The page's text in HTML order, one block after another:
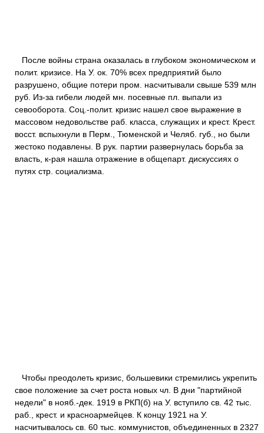
После войны страна оказалась в глубоком экономическом и
полит. кризисе. На У. ок. 70% всех предприятий было
разрушено, общие потери пром. насчитывали свыше 539 млн
руб. Из-за гибели людей мн. посевные пл. выпали из
севооборота. Соц.-полит. кризис нашел свое выражение в
массовом недовольстве раб. класса, служащих и крест. Крест.
восст. вспыхнули в Перм., Тюменской и Челяб. губ., но были
жестоко подавлены. В рук. партии развернулась борьба за
власть, к-рая нашла отражение в общепарт. дискуссиях о
путях стр. социализма.
Чтобы преодолеть кризис, большевики стремились укрепить
свое положение за счет роста новых чл. В дни "партийной
недели" в нояб.-дек. 1919 в РКП(б) на У. вступило св. 42 тыс.
раб., крест. и красноармейцев. К концу 1921 на У.
насчитывалось св. 60 тыс. коммунистов, объединенных в 2327